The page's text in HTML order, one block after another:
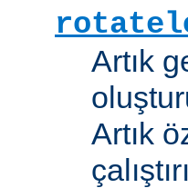
Artık
Artık